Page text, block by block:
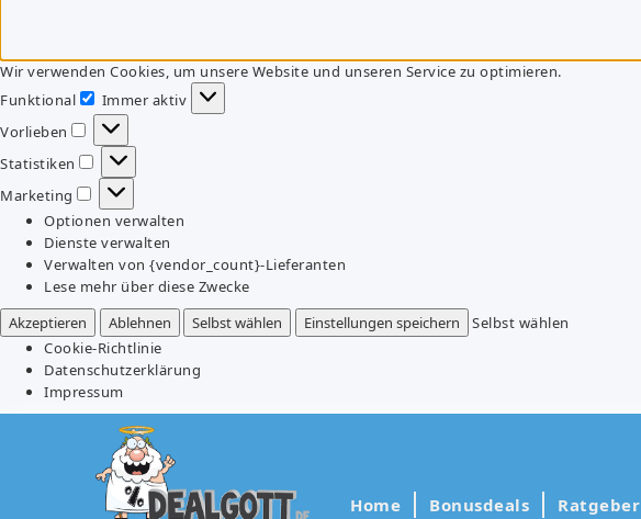
Wir verwenden Cookies, um unsere Website und unseren Service zu optimieren.
Funktional
Funktional
Immer aktiv
Vorlieben
Vorlieben
Statistiken
Statistiken
Marketing
Marketing
Optionen verwalten
Dienste verwalten
Verwalten von {vendor_count}-Lieferanten
Lese mehr über diese Zwecke
Akzeptieren
Ablehnen Selbst wählen Einstellungen speichern
Selbst wählen
Cookie-Richtlinie
Datenschutzerklärung
Impressum
Home Bonusdeals Ratgeber